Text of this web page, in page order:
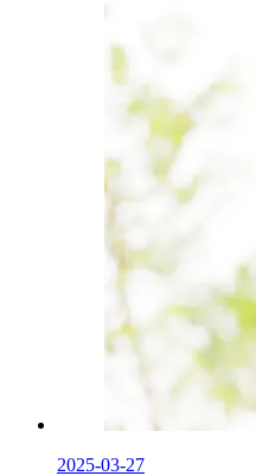
2025-03-27